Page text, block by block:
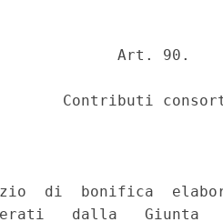
Art. 90.
Contributi
di  bonifica
dalla   Giunta